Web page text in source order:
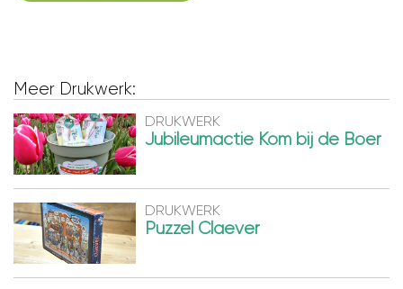
Meer Drukwerk:
DRUKWERK
Jubileumactie Kom bij de Boer
DRUKWERK
Puzzel Claever